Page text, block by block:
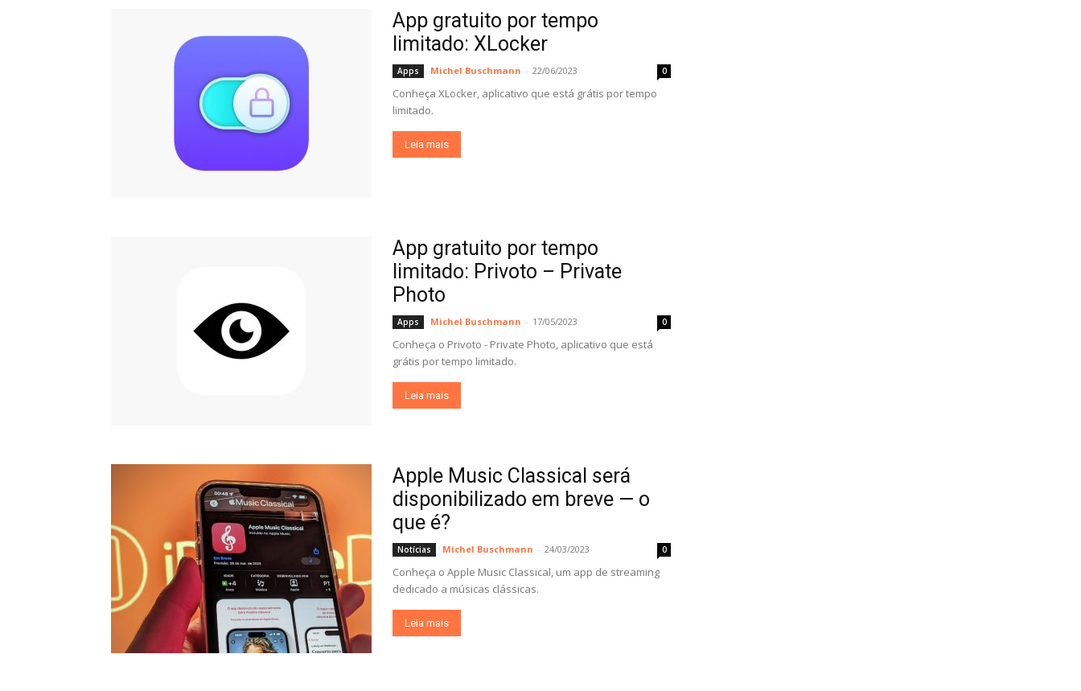
App gratuito por tempo
limitado: XLocker
Apps Michel Buschmann - 22/06/2023 0
Conheça XLocker, aplicativo que está grátis por tempo
limitado.
Leia mais
App gratuito por tempo
limitado: Privoto – Private
Photo
Apps Michel Buschmann - 17/05/2023 0
Conheça o Privoto - Private Photo, aplicativo que está
grátis por tempo limitado.
Leia mais
Apple Music Classical será
disponibilizado em breve — o
que é?
Notícias Michel Buschmann - 24/03/2023 0
Conheça o Apple Music Classical, um app de streaming
dedicado a músicas clássicas.
Leia mais